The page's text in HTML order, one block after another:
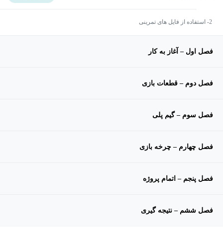
فصل اول – آغاز به کار
فصل دوم – قطعات بازی
فصل سوم – گیم پلی
فصل چهارم – چرخه بازی
فصل پنجم – اتمام پروژه
فصل ششم – نتیجه گیری